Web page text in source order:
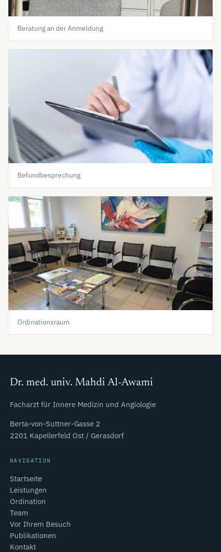
Beratung an der Anmeldung
Befundbesprechung
Ordinationsraum
Dr. med. univ. Mahdi Al-Awami
Facharzt für Innere Medizin und Angiologie
Berta-von-Suttner-Gasse 2
2201 Kapellerfeld Ost / Gerasdorf
NAVIGATION
Startseite
Leistungen
Ordination
Team
Vor Ihrem Besuch
Publikationen
Kontakt